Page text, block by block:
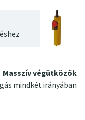
Masszív végütközők
mindkét irányában